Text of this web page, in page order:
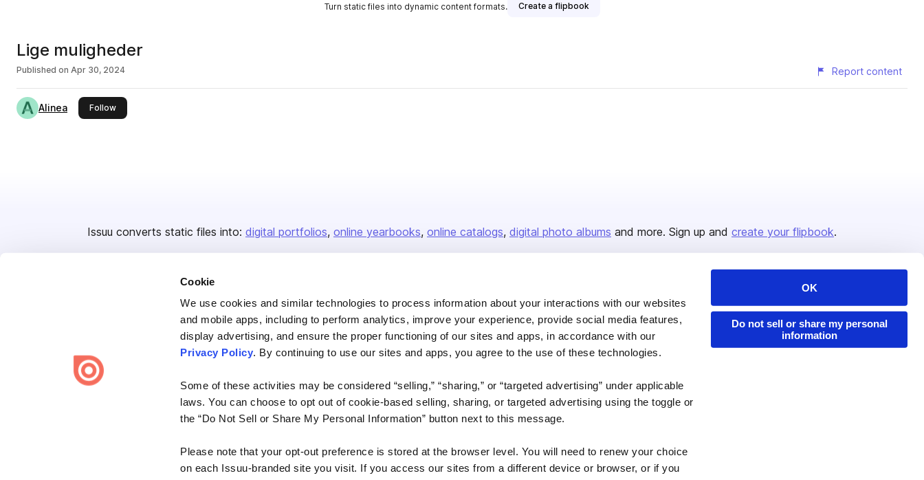
Cookie
We use cookies and similar technologies to process information about your interactions with our websites
and mobile apps, including to perform analytics, improve your experience, provide social media features,
display advertising, and ensure the proper functioning of our sites and apps, in accordance with our
Privacy Policy. By continuing to use our sites and apps, you agree to the use of these technologies.
Some of these activities may be considered “selling,” “sharing,” or “targeted advertising” under applicable
laws. You can choose to opt out of cookie-based selling, sharing, or targeted advertising using the toggle or
the “Do Not Sell or Share My Personal Information” button next to this message.
Please note that your opt-out preference is stored at the browser level. You will need to renew your choice
on each Issuu-branded site you visit. If you access our sites from a different device or browser, or if you
OK
Do not sell or share my personal
information
Turn static files into dynamic content formats. Create a flipbook
Lige muligheder
Published on Apr 30, 2024 Report content
Alinea Followthis publisher
Issuu converts static files into: digital portfolios online yearbooks online catalogs digital photo albums and more. Sign up and create your flipbook.
Create once,
Company
About us
Careers
Press
Contact
Issuu Platform
Content Types
Features
Industries
Developers